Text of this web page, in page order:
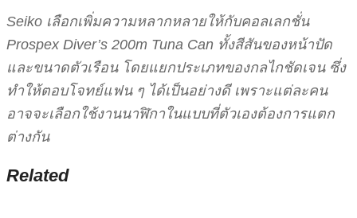
Seiko เลือกเพิ่มความหลากหลายให้กับคอลเลกชั่น
Prospex Diver’s 200m Tuna Can ทั้งสีสันของหน้าปัด
และขนาดตัวเรือน โดยแยกประเภทของกลไกชัดเจน ซึ่ง
ทำให้ตอบโจทย์แฟน ๆ ได้เป็นอย่างดี เพราะแต่ละคน
อาจจะเลือกใช้งานนาฬิกาในแบบที่ตัวเองต้องการแตก
ต่างกัน
Related